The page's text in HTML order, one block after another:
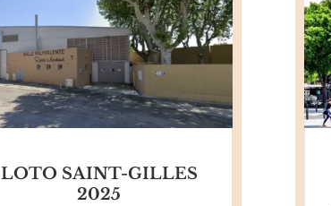
LOTO SAINT-GILLES
2025